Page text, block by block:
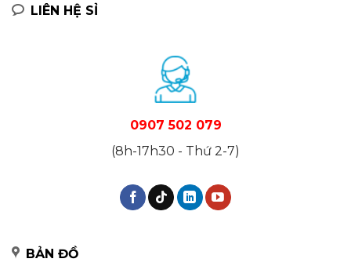
LIÊN HỆ SỈ
0907 502 079
(8h-17h30 - Thứ 2-7)
BẢN ĐỒ